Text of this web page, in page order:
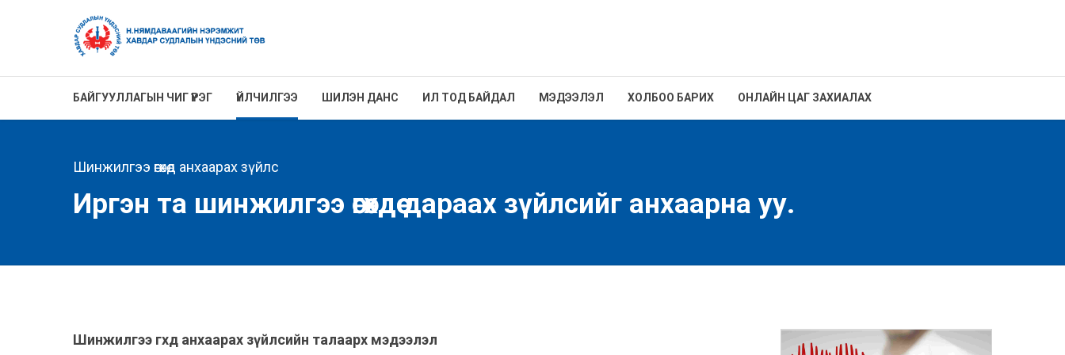
БАЙГУУЛЛАГЫН ЧИГ ҮҮРЭГ ҮЙЛЧИЛГЭЭ ШИЛЭН ДАНС ИЛ ТОД БАЙДАЛ МЭДЭЭЛЭЛ ХОЛБОО БАРИХ ОНЛАЙН ЦАГ ЗАХИАЛАХ
Шинжилгээ өгөхөд анхаарах зүйлс
Иргэн та шинжилгээ өгөхдөө дараах зүйлсийг анхаарна уу.
Шинжилгээ гхд анхаарах зүйлсийн талаарх мэдээлэл